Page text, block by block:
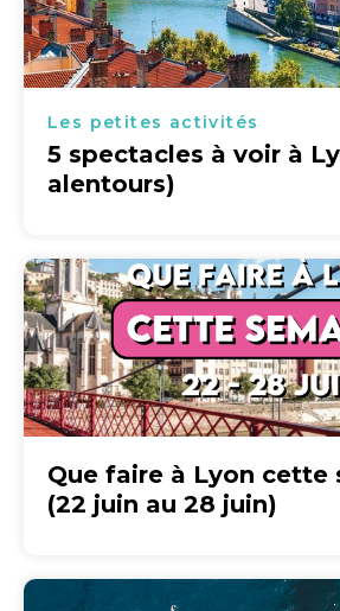
Les petites activités
5 spectacles à voir à
alentours)
Que faire à Lyon cette
(22 juin au 28 juin)